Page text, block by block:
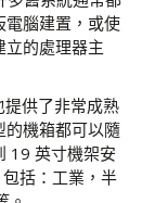
電腦建置，或使
立的處理器主
供了非常成熟
的機箱都可以隨
19 英寸機架安
括：工業，半